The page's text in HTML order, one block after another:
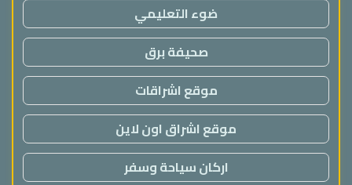
ضوء التعليمي
صحيفة برق
موقع اشراقات
موقع اشراق اون لاين
اركان سياحة وسفر